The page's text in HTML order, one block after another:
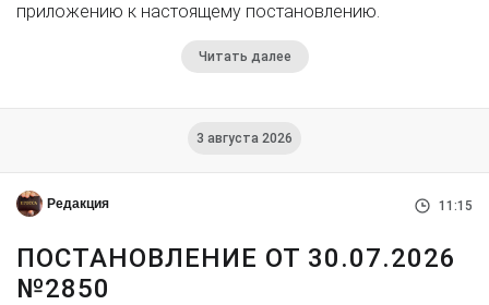
приложению к настоящему постановлению.
Читать далее
3 августа 2026
Редакция 11:15
ПОСТАНОВЛЕНИЕ ОТ 30.07.2026
№2850